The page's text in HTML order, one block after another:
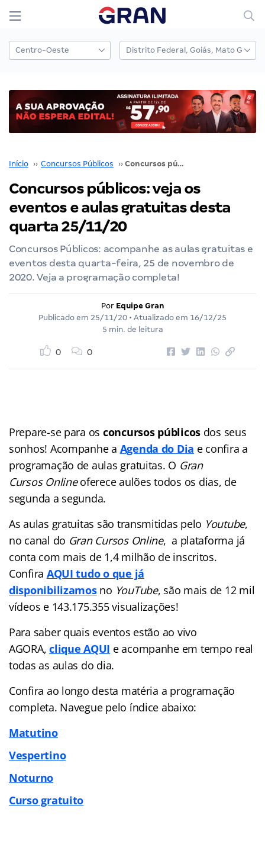
Início ›› Concursos Públicos ›› Concursos públicos: veja os eventos e aulas gratuitas desta quarta 25/11/20
Concursos públicos: veja os
eventos e aulas gratuitas desta
quarta 25/11/20
Concursos Públicos: acompanhe as aulas gratuitas e
eventos desta quarta-feira, 25 de novembro de
2020. Veja a programação completa!
Por Equipe Gran
Publicado em 25/11/20 • Atualizado em 16/12/25
5 min. de leitura
0 0
Prepare-se para os concursos públicos dos seus
sonhos! Acompanhe a Agenda do Dia e confira a
programação de aulas gratuitas. O Gran
Cursos Onlineoferece aulões todos os dias, de
segunda a segunda.
As aulas gratuitas são transmitidas pelo Youtube,
no canal do Gran Cursos Online, a plataforma já
conta com mais de 1,4 milhão de inscritos.
Confira AQUI tudo o que já
disponibilizamosno YouTube, são mais de 12 mil
vídeos e 143.175.355 visualizações!
Para saber quais eventos estão ao vivo
AGORA,clique AQUI e acompanhe em tempo real
todas as aulas do dia.
Confira ao longo desta matéria a programação
completa. Navegue pelo índice abaixo:
Matutino
Vespertino
Noturno
Curso gratuito